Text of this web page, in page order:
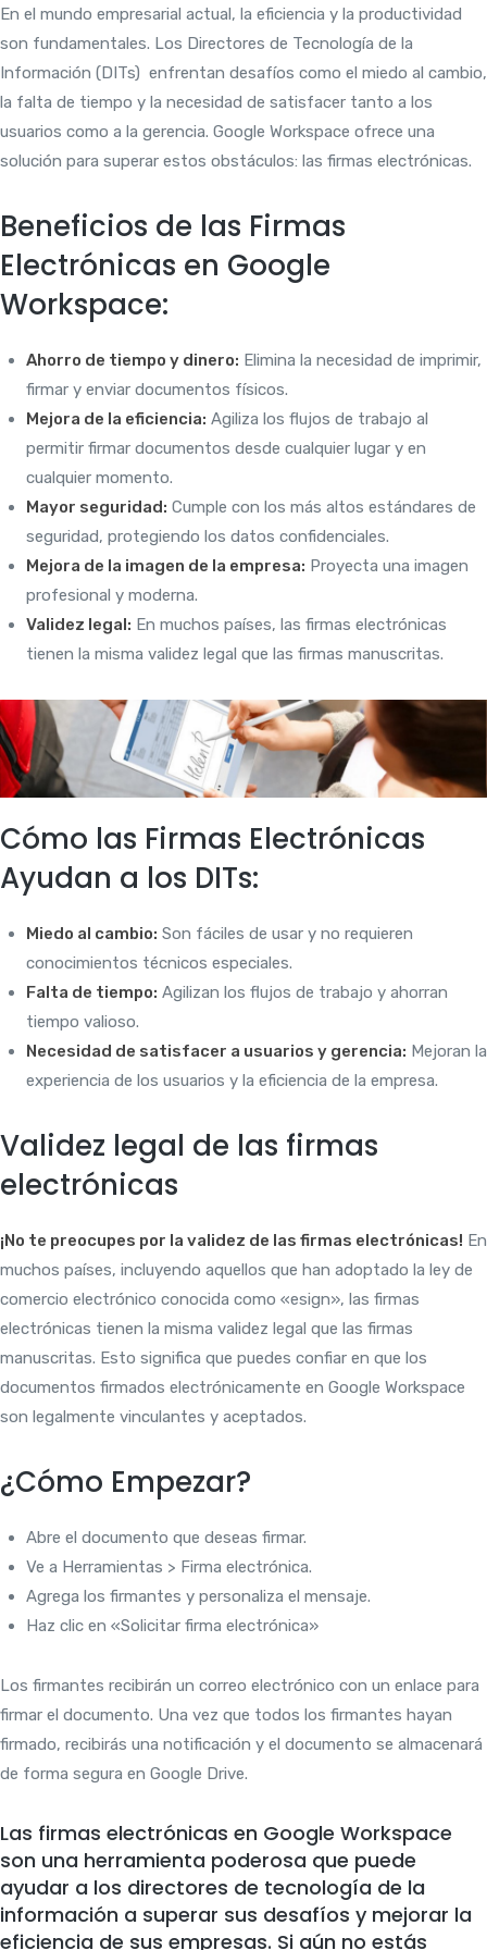
En el mundo empresarial actual, la eficiencia y la productividad
son fundamentales. Los Directores de Tecnología de la
Información (DITs) enfrentan desafíos como el miedo al cambio,
la falta de tiempo y la necesidad de satisfacer tanto a los
usuarios como a la gerencia. Google Workspace ofrece una
solución para superar estos obstáculos: las firmas electrónicas.
Beneficios de las Firmas
Electrónicas en Google
Workspace:
Ahorro de tiempo y dinero: Elimina la necesidad de imprimir,
firmar y enviar documentos físicos.
Mejora de la eficiencia: Agiliza los flujos de trabajo al
permitir firmar documentos desde cualquier lugar y en
cualquier momento.
Mayor seguridad: Cumple con los más altos estándares de
seguridad, protegiendo los datos confidenciales.
Mejora de la imagen de la empresa: Proyecta una imagen
profesional y moderna.
Validez legal: En muchos países, las firmas electrónicas
tienen la misma validez legal que las firmas manuscritas.
Cómo las Firmas Electrónicas
Ayudan a los DITs:
Miedo al cambio: Son fáciles de usar y no requieren
conocimientos técnicos especiales.
Falta de tiempo: Agilizan los flujos de trabajo y ahorran
tiempo valioso.
Necesidad de satisfacer a usuarios y gerencia: Mejoran la
experiencia de los usuarios y la eficiencia de la empresa.
Validez legal de las firmas
electrónicas
¡No te preocupes por la validez de las firmas electrónicas! En
muchos países, incluyendo aquellos que han adoptado la ley de
comercio electrónico conocida como «esign», las firmas
electrónicas tienen la misma validez legal que las firmas
manuscritas. Esto significa que puedes confiar en que los
documentos firmados electrónicamente en Google Workspace
son legalmente vinculantes y aceptados.
¿Cómo Empezar?
Abre el documento que deseas firmar.
Ve a Herramientas > Firma electrónica.
Agrega los firmantes y personaliza el mensaje.
Haz clic en «Solicitar firma electrónica»
Los firmantes recibirán un correo electrónico con un enlace para
firmar el documento. Una vez que todos los firmantes hayan
firmado, recibirás una notificación y el documento se almacenará
de forma segura en Google Drive.
Las firmas electrónicas en Google Workspace
son una herramienta poderosa que puede
ayudar a los directores de tecnología de la
información a superar sus desafíos y mejorar la
eficiencia de sus empresas. Si aún no estás